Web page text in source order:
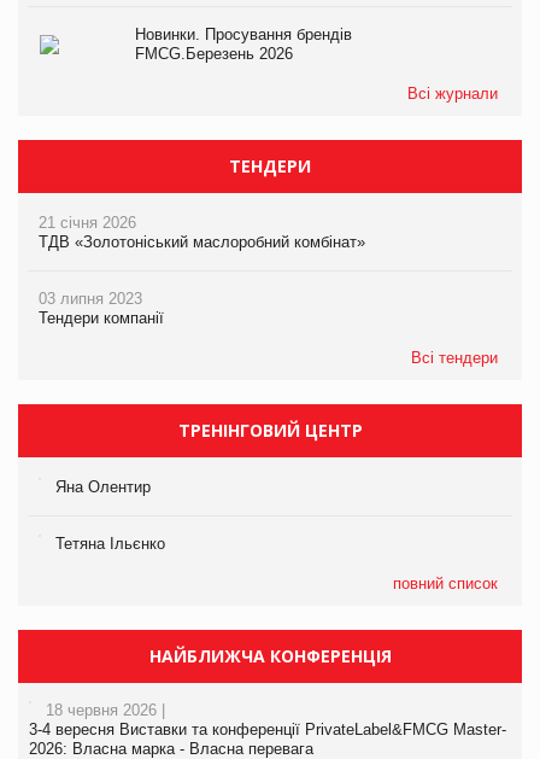
Новинки. Просування брендів
FMCG.Березень 2026
Всі журнали
ТЕНДЕРИ
21 січня 2026
ТДВ «Золотоніський маслоробний комбінат»
03 липня 2023
Тендери компанії
Всі тендери
ТРЕНІНГОВИЙ ЦЕНТР
Яна Олентир
Тетяна Ільєнко
повний список
НАЙБЛИЖЧА КОНФЕРЕНЦІЯ
18 червня 2026 |
3-4 вересня Виставки та конференції PrivateLabel&FMCG Master-
2026: Власна марка - Власна перевага